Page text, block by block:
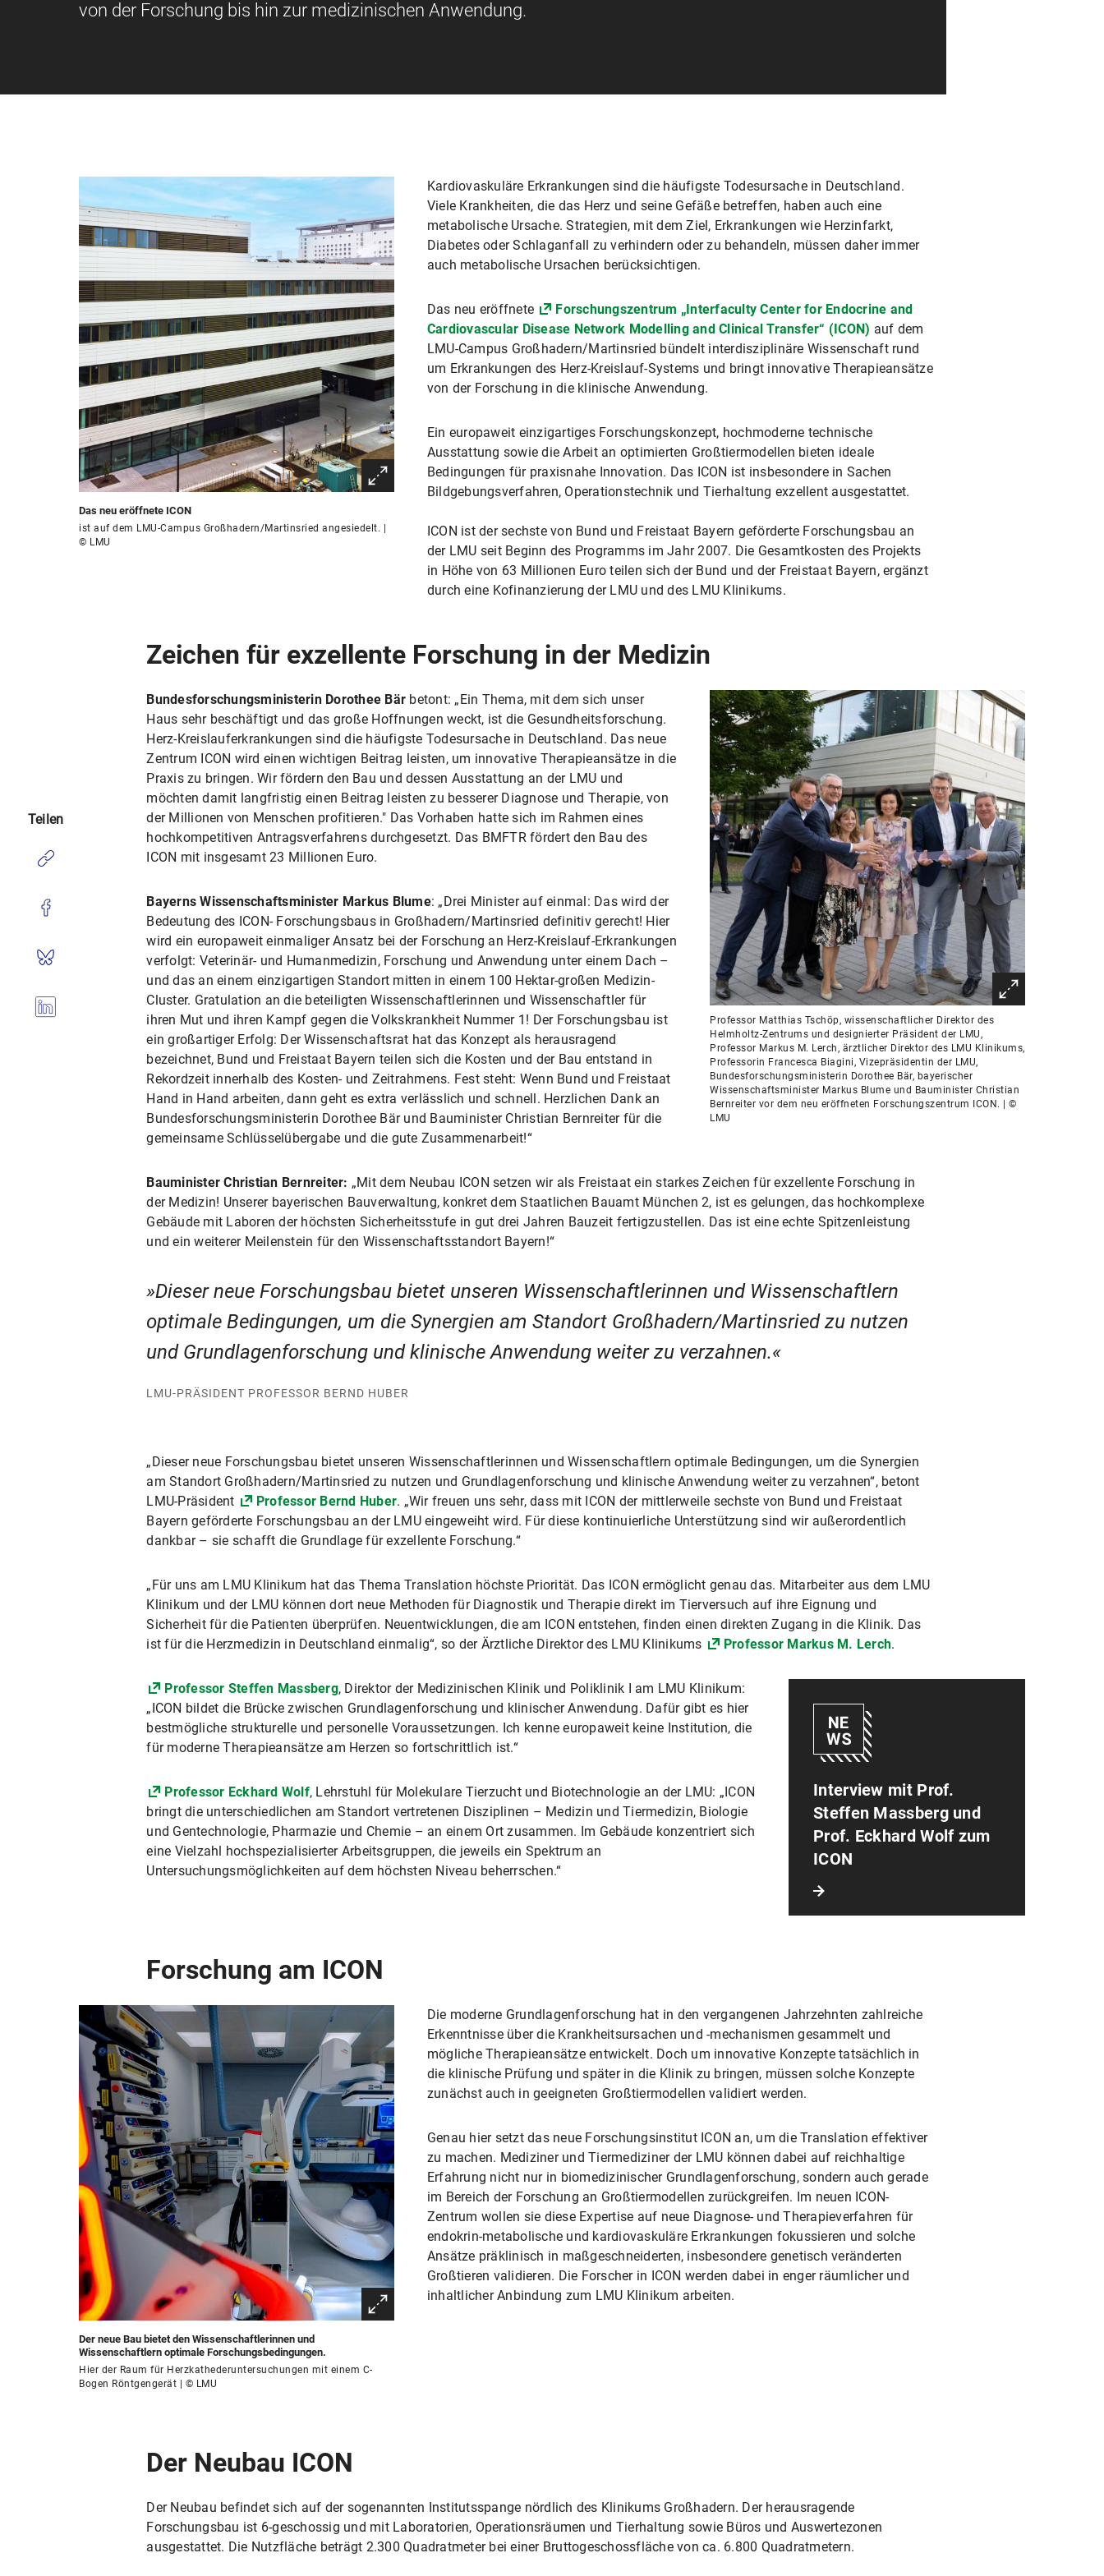
von der Forschung bis hin zur medizinischen Anwendung.
Das neu eröffnete ICON
ist auf dem LMU-Campus Großhadern/Martinsried angesiedelt. |
© LMU
Kardiovaskuläre Erkrankungen sind die häufigste Todesursache in Deutschland.
Viele Krankheiten, die das Herz und seine Gefäße betreffen, haben auch eine
metabolische Ursache. Strategien, mit dem Ziel, Erkrankungen wie Herzinfarkt,
Diabetes oder Schlaganfall zu verhindern oder zu behandeln, müssen daher immer
auch metabolische Ursachen berücksichtigen.
Das neu eröffnete
Forschungszentrum „Interfaculty Center for Endocrine and
Cardiovascular Disease Network Modelling and Clinical Transfer“ (ICON) auf dem
LMU-Campus Großhadern/Martinsried bündelt interdisziplinäre Wissenschaft rund
um Erkrankungen des Herz-Kreislauf-Systems und bringt innovative Therapieansätze
von der Forschung in die klinische Anwendung.
Ein europaweit einzigartiges Forschungskonzept, hochmoderne technische
Ausstattung sowie die Arbeit an optimierten Großtiermodellen bieten ideale
Bedingungen für praxisnahe Innovation. Das ICON ist insbesondere in Sachen
Bildgebungsverfahren, Operationstechnik und Tierhaltung exzellent ausgestattet.
ICON ist der sechste von Bund und Freistaat Bayern geförderte Forschungsbau an
der LMU seit Beginn des Programms im Jahr 2007. Die Gesamtkosten des Projekts
in Höhe von 63 Millionen Euro teilen sich der Bund und der Freistaat Bayern, ergänzt
durch eine Kofinanzierung der LMU und des LMU Klinikums.
Zeichen für exzellente Forschung in der Medizin
Professor Matthias Tschöp, wissenschaftlicher Direktor des
Helmholtz-Zentrums und designierter Präsident der LMU,
Professor Markus M. Lerch, ärztlicher Direktor des LMU Klinikums,
Professorin Francesca Biagini, Vizepräsidentin der LMU,
Bundesforschungsministerin Dorothee Bär, bayerischer
Wissenschaftsminister Markus Blume und Bauminister Christian
Bernreiter vor dem neu eröffneten Forschungszentrum ICON. | ©
LMU
Bundesforschungsministerin Dorothee Bär betont: „Ein Thema, mit dem sich unser
Haus sehr beschäftigt und das große Hoffnungen weckt, ist die Gesundheitsforschung.
Herz-Kreislauferkrankungen sind die häufigste Todesursache in Deutschland. Das neue
Zentrum ICON wird einen wichtigen Beitrag leisten, um innovative Therapieansätze in die
Praxis zu bringen. Wir fördern den Bau und dessen Ausstattung an der LMU und
möchten damit langfristig einen Beitrag leisten zu besserer Diagnose und Therapie, von
der Millionen von Menschen profitieren." Das Vorhaben hatte sich im Rahmen eines
hochkompetitiven Antragsverfahrens durchgesetzt. Das BMFTR fördert den Bau des
ICON mit insgesamt 23 Millionen Euro.
Bayerns Wissenschaftsminister Markus Blume: „Drei Minister auf einmal: Das wird der
Bedeutung des ICON- Forschungsbaus in Großhadern/Martinsried definitiv gerecht! Hier
wird ein europaweit einmaliger Ansatz bei der Forschung an Herz-Kreislauf-Erkrankungen
verfolgt: Veterinär- und Humanmedizin, Forschung und Anwendung unter einem Dach –
und das an einem einzigartigen Standort mitten in einem 100 Hektar-großen Medizin-
Cluster. Gratulation an die beteiligten Wissenschaftlerinnen und Wissenschaftler für
ihren Mut und ihren Kampf gegen die Volkskrankheit Nummer 1! Der Forschungsbau ist
ein großartiger Erfolg: Der Wissenschaftsrat hat das Konzept als herausragend
bezeichnet, Bund und Freistaat Bayern teilen sich die Kosten und der Bau entstand in
Rekordzeit innerhalb des Kosten- und Zeitrahmens. Fest steht: Wenn Bund und Freistaat
Hand in Hand arbeiten, dann geht es extra verlässlich und schnell. Herzlichen Dank an
Bundesforschungsministerin Dorothee Bär und Bauminister Christian Bernreiter für die
gemeinsame Schlüsselübergabe und die gute Zusammenarbeit!“
Bauminister Christian Bernreiter: „Mit dem Neubau ICON setzen wir als Freistaat ein starkes Zeichen für exzellente Forschung in
der Medizin! Unserer bayerischen Bauverwaltung, konkret dem Staatlichen Bauamt München 2, ist es gelungen, das hochkomplexe
Gebäude mit Laboren der höchsten Sicherheitsstufe in gut drei Jahren Bauzeit fertigzustellen. Das ist eine echte Spitzenleistung
und ein weiterer Meilenstein für den Wissenschaftsstandort Bayern!“
Dieser neue Forschungsbau bietet unseren Wissenschaftlerinnen und Wissenschaftlern
optimale Bedingungen, um die Synergien am Standort Großhadern/Martinsried zu nutzen
und Grundlagenforschung und klinische Anwendung weiter zu verzahnen.
LMU-PRÄSIDENT PROFESSOR BERND HUBER
„Dieser neue Forschungsbau bietet unseren Wissenschaftlerinnen und Wissenschaftlern optimale Bedingungen, um die Synergien
am Standort Großhadern/Martinsried zu nutzen und Grundlagenforschung und klinische Anwendung weiter zu verzahnen“, betont
LMU-Präsident
Professor Bernd Huber. „Wir freuen uns sehr, dass mit ICON der mittlerweile sechste von Bund und Freistaat
Bayern geförderte Forschungsbau an der LMU eingeweiht wird. Für diese kontinuierliche Unterstützung sind wir außerordentlich
dankbar – sie schafft die Grundlage für exzellente Forschung.“
„Für uns am LMU Klinikum hat das Thema Translation höchste Priorität. Das ICON ermöglicht genau das. Mitarbeiter aus dem LMU
Klinikum und der LMU können dort neue Methoden für Diagnostik und Therapie direkt im Tierversuch auf ihre Eignung und
Sicherheit für die Patienten überprüfen. Neuentwicklungen, die am ICON entstehen, finden einen direkten Zugang in die Klinik. Das
ist für die Herzmedizin in Deutschland einmalig“, so der Ärztliche Direktor des LMU Klinikums
Professor Markus M. Lerch.
Interview mit Prof.
Steffen Massberg und
Prof. Eckhard Wolf zum
ICON
Professor Steffen Massberg, Direktor der Medizinischen Klinik und Poliklinik I am LMU Klinikum:
„ICON bildet die Brücke zwischen Grundlagenforschung und klinischer Anwendung. Dafür gibt es hier
bestmögliche strukturelle und personelle Voraussetzungen. Ich kenne europaweit keine Institution, die
für moderne Therapieansätze am Herzen so fortschrittlich ist.“
Professor Eckhard Wolf, Lehrstuhl für Molekulare Tierzucht und Biotechnologie an der LMU: „ICON
bringt die unterschiedlichen am Standort vertretenen Disziplinen – Medizin und Tiermedizin, Biologie
und Gentechnologie, Pharmazie und Chemie – an einem Ort zusammen. Im Gebäude konzentriert sich
eine Vielzahl hochspezialisierter Arbeitsgruppen, die jeweils ein Spektrum an
Untersuchungsmöglichkeiten auf dem höchsten Niveau beherrschen.“
Forschung am ICON
Der neue Bau bietet den Wissenschaftlerinnen und
Wissenschaftlern optimale Forschungsbedingungen.
Hier der Raum für Herzkathederuntersuchungen mit einem C-
Bogen Röntgengerät | © LMU
Die moderne Grundlagenforschung hat in den vergangenen Jahrzehnten zahlreiche
Erkenntnisse über die Krankheitsursachen und -mechanismen gesammelt und
mögliche Therapieansätze entwickelt. Doch um innovative Konzepte tatsächlich in
die klinische Prüfung und später in die Klinik zu bringen, müssen solche Konzepte
zunächst auch in geeigneten Großtiermodellen validiert werden.
Genau hier setzt das neue Forschungsinstitut ICON an, um die Translation effektiver
zu machen. Mediziner und Tiermediziner der LMU können dabei auf reichhaltige
Erfahrung nicht nur in biomedizinischer Grundlagenforschung, sondern auch gerade
im Bereich der Forschung an Großtiermodellen zurückgreifen. Im neuen ICON-
Zentrum wollen sie diese Expertise auf neue Diagnose- und Therapieverfahren für
endokrin-metabolische und kardiovaskuläre Erkrankungen fokussieren und solche
Ansätze präklinisch in maßgeschneiderten, insbesondere genetisch veränderten
Großtieren validieren. Die Forscher in ICON werden dabei in enger räumlicher und
inhaltlicher Anbindung zum LMU Klinikum arbeiten.
Der Neubau ICON
Der Neubau befindet sich auf der sogenannten Institutsspange nördlich des Klinikums Großhadern. Der herausragende
Forschungsbau ist 6-geschossig und mit Laboratorien, Operationsräumen und Tierhaltung sowie Büros und Auswertezonen
ausgestattet. Die Nutzfläche beträgt 2.300 Quadratmeter bei einer Bruttogeschossfläche von ca. 6.800 Quadratmetern.
Teilen